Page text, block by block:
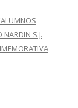
NARDIN S.J.